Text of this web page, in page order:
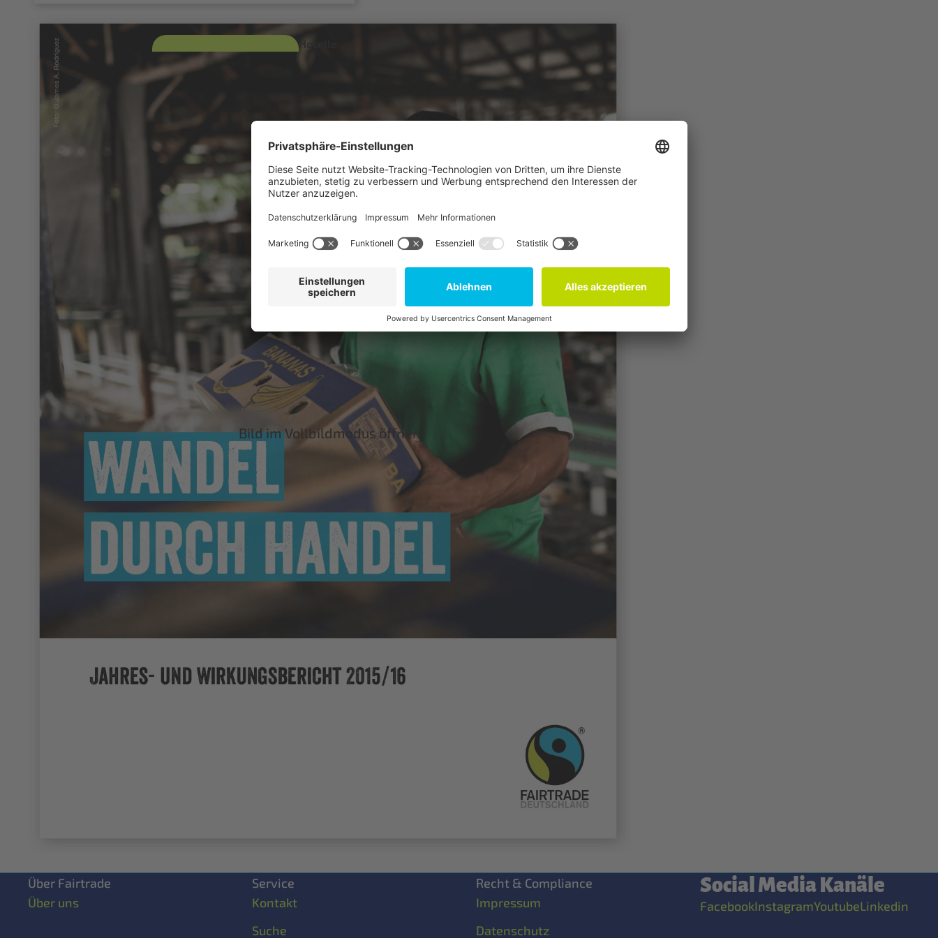
Revolution
Fairtrade-
Universities
Mitgliedsorganis
ationen
Hotelle
Gastrono
mie
Florist
Juwelie
Textilfachh
andel
Bild im Vollbildmodus öffnen
Über Fairtrade
Über uns
Service
Kontakt
Suche
Recht & Compliance
Impressum
Datenschutz
Social Media Kanäle
FacebookInstagramYoutubeLinkedin